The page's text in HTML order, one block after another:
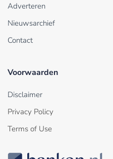
Adverteren
Nieuwsarchief
Contact
Voorwaarden
Disclaimer
Privacy Policy
Terms of Use